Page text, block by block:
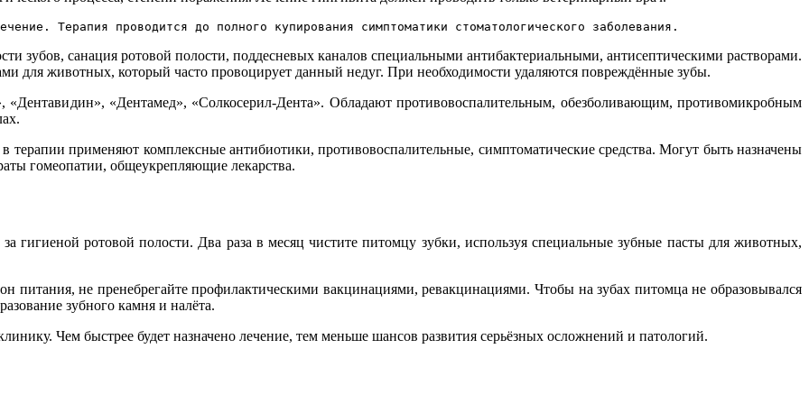
Терапия проводится до полного купирования симптоматики стоматологического заболевания.
зубов, санация ротовой полости, поддесневых каналов специальными антибактериальными, антисептическими растворами.
для животных, который часто провоцирует данный недуг. При необходимости удаляются повреждённые зубы.
«Дентавидин», «Дентамед», «Солкосерил-Дента». Обладают противовоспалительным, обезболивающим, противомикробным
применяют комплексные антибиотики, противовоспалительные, симптоматические средства. Могут быть назначены
гомеопатии, общеукрепляющие лекарства.
гигиеной ротовой полости. Два раза в месяц чистите питомцу зубки, используя специальные зубные пасты для животных,
питания, не пренебрегайте профилактическими вакцинациями, ревакцинациями. Чтобы на зубах питомца не образовывался
зубного камня и налёта.
Чем быстрее будет назначено лечение, тем меньше шансов развития серьёзных осложнений и патологий.